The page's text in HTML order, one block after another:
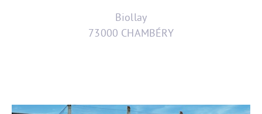
Biollay
73000 CHAMBÉRY